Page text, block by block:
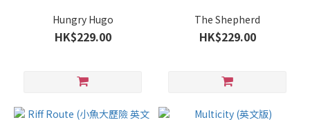
Hungry Hugo
HK$229.00
The Shepherd
HK$229.00